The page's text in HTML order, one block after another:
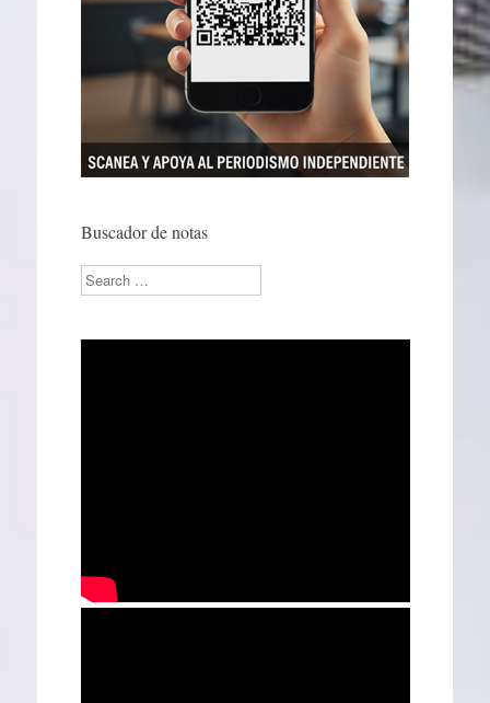
Buscador de notas
Search